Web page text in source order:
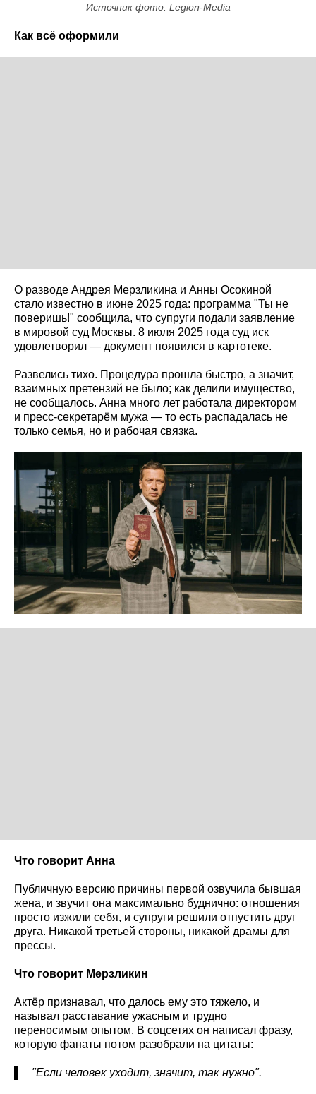
Источник фото: Legion-Media
Как всё оформили
О разводе Андрея Мерзликина и Анны Осокиной
стало известно в июне 2025 года: программа "Ты не
поверишь!" сообщила, что супруги подали заявление
в мировой суд Москвы. 8 июля 2025 года суд иск
удовлетворил — документ появился в картотеке.
Развелись тихо. Процедура прошла быстро, а значит,
взаимных претензий не было; как делили имущество,
не сообщалось. Анна много лет работала директором
и пресс-секретарём мужа — то есть распадалась не
только семья, но и рабочая связка.
Что говорит Анна
Публичную версию причины первой озвучила бывшая
жена, и звучит она максимально буднично: отношения
просто изжили себя, и супруги решили отпустить друг
друга. Никакой третьей стороны, никакой драмы для
прессы.
Что говорит Мерзликин
Актёр признавал, что далось ему это тяжело, и
называл расставание ужасным и трудно
переносимым опытом. В соцсетях он написал фразу,
которую фанаты потом разобрали на цитаты:
"Если человек уходит, значит, так нужно".